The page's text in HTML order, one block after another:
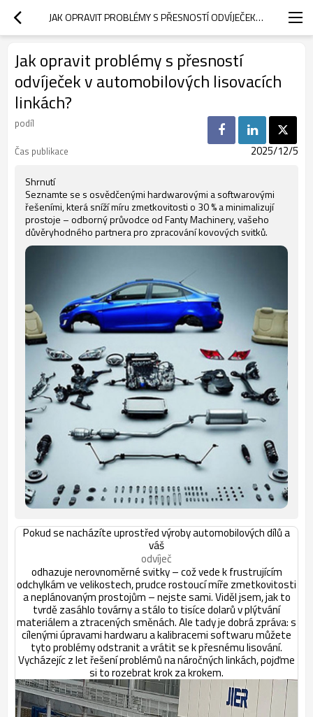
JAK OPRAVIT PROBLÉMY S PŘESNOSTÍ ODVÍJEČEK V AUTOMOBILOVÝCH LISOVACÍCH LINKÁCH?
Jak opravit problémy s přesností
odvíječek v automobilových lisovacích
linkách?
podíl
Čas publikace
2025/12/5
Shrnutí
Seznamte se s osvědčenými hardwarovými a softwarovými
řešeními, která sníží míru zmetkovitosti o 30 % a minimalizují
prostoje – odborný průvodce od Fanty Machinery, vašeho
důvěryhodného partnera pro zpracování kovových svitků.
Pokud se nacházíte uprostřed výroby automobilových dílů a
váš
odvíječ
odhazuje nerovnoměrné svitky – což vede k frustrujícím
odchylkám ve velikostech, prudce rostoucí míře zmetkovitosti
a neplánovaným prostojům – nejste sami. Viděl jsem, jak to
tvrdě zasáhlo továrny a stálo to tisíce dolarů v plýtvání
materiálem a ztracených směnách. Ale tady je dobrá zpráva: s
cílenými úpravami hardwaru a kalibracemi softwaru můžete
tyto problémy odstranit a vrátit se k přesnému lisování.
Vycházejíc z let řešení problémů na náročných linkách, pojďme
si to rozebrat krok za krokem.